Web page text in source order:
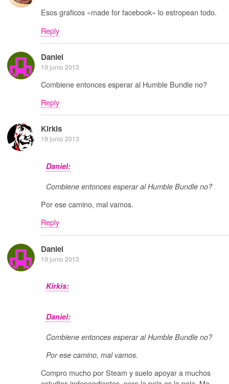
Esos graficos «made for facebook» lo estropean todo.
Reply
Daniel
19 junio 2013
Combiene entonces esperar al Humble Bundle no?
Reply
Kirkis
19 junio 2013
Daniel:
Combiene entonces esperar al Humble Bundle no?
Por ese camino, mal vamos.
Reply
Daniel
19 junio 2013
Kirkis:
Daniel:
Combiene entonces esperar al Humble Bundle no?
Por ese camino, mal vamos.
Compro mucho por Steam y suelo apoyar a muchos